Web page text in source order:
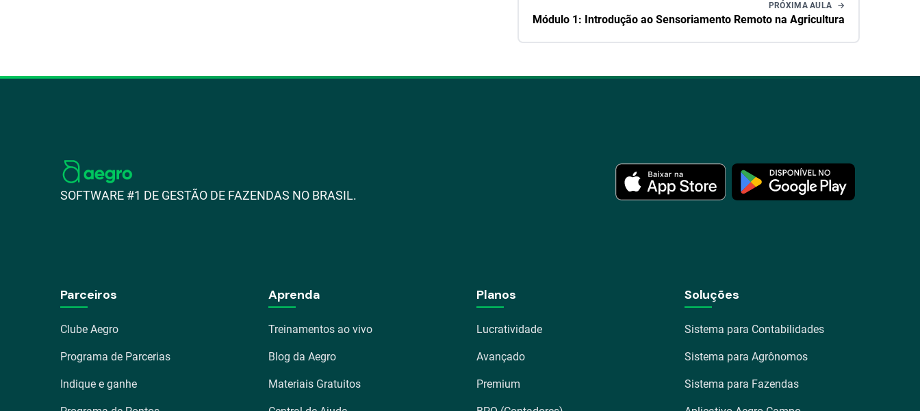
PRÓXIMA AULA
Módulo 1: Introdução ao Sensoriamento Remoto na Agricultura
SOFTWARE #1 DE GESTÃO DE FAZENDAS NO BRASIL.
Parceiros
Clube Aegro
Programa de Parcerias
Indique e ganhe
Aprenda
Treinamentos ao vivo
Blog da Aegro
Materiais Gratuitos
Planos
Lucratividade
Avançado
Premium
Soluções
Sistema para Contabilidades
Sistema para Agrônomos
Sistema para Fazendas